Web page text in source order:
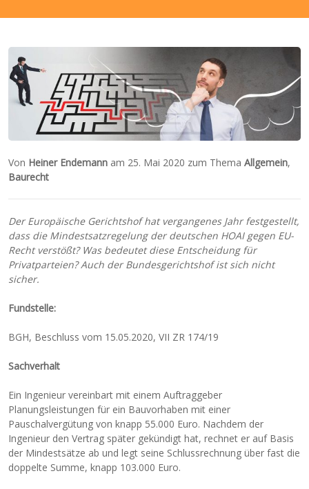
Von Heiner Endemann am 25. Mai 2020 zum ThemaAllgemein,
Baurecht
Der Europäische Gerichtshof hat vergangenes Jahr festgestellt,
dass die Mindestsatzregelung der deutschen HOAI gegen EU-
Recht verstößt? Was bedeutet diese Entscheidung für
Privatparteien? Auch der Bundesgerichtshof ist sich nicht
sicher.
Fundstelle:
BGH, Beschluss vom 15.05.2020, VII ZR 174/19
Sachverhalt
Ein Ingenieur vereinbart mit einem Auftraggeber
Planungsleistungen für ein Bauvorhaben mit einer
Pauschalvergütung von knapp 55.000 Euro. Nachdem der
Ingenieur den Vertrag später gekündigt hat, rechnet er auf Basis
der Mindestsätze ab und legt seine Schlussrechnung über fast die
doppelte Summe, knapp 103.000 Euro.